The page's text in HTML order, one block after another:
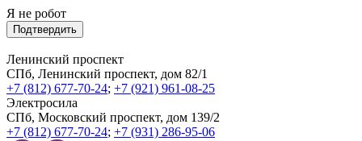
Я не робот
Подтвердить
Ленинский проспект
СПб, Ленинский проспект, дом 82/1
+7 (812) 677-70-24; +7 (921) 961-08-25
Электросила
СПб, Московский проспект, дом 139/2
+7 (812) 677-70-24; +7 (931) 286-95-06